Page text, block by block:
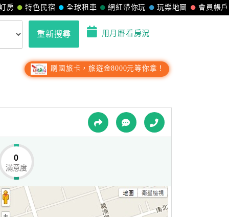
會員帳戶
玩樂地圖
網紅帶你玩
全球租車
特色民宿
房
重新搜尋 用月曆看房況
刷國旅卡，旅遊金8000元等你拿！
0
滿意度